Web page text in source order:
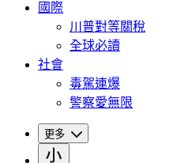
國際
川普對等關稅
全球必讀
社會
毒駕連爆
警察愛無限
更多